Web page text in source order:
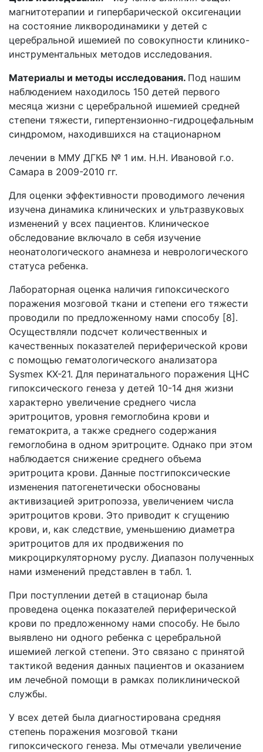
магнитотерапии и гипербарической оксигенации
на состояние ликвородинамики у детей с
церебральной ишемией по совокупности клинико-
инструментальных методов исследования.
Материалы и методы исследования. Под нашим
наблюдением находилось 150 детей первого
месяца жизни с церебральной ишемией средней
степени тяжести, гипертензионно-гидроцефальным
синдромом, находившихся на стационарном
лечении в ММУ ДГКБ № 1 им. Н.Н. Ивановой г.о.
Самара в 2009-2010 гг.
Для оценки эффективности проводимого лечения
изучена динамика клинических и ультразвуковых
изменений у всех пациентов. Клиническое
обследование включало в себя изучение
неонатологического анамнеза и неврологического
статуса ребенка.
Лабораторная оценка наличия гипоксического
поражения мозговой ткани и степени его тяжести
проводили по предложенному нами способу [8].
Осуществляли подсчет количественных и
качественных показателей периферической крови
с помощью гематологического анализатора
Sysmex KX-21. Для перинатального поражения ЦНС
гипоксического генеза у детей 10-14 дня жизни
характерно увеличение среднего числа
эритроцитов, уровня гемоглобина крови и
гематокрита, а также среднего содержания
гемоглобина в одном эритроците. Однако при этом
наблюдается снижение среднего объема
эритроцита крови. Данные постгипоксические
изменения патогенетически обоснованы
активизацией эритропоэза, увеличением числа
эритроцитов крови. Это приводит к сгущению
крови, и, как следствие, уменьшению диаметра
эритроцитов для их продвижения по
микроциркуляторному руслу. Диапазон полученных
нами изменений представлен в табл. 1.
При поступлении детей в стационар была
проведена оценка показателей периферической
крови по предложенному нами способу. Не было
выявлено ни одного ребенка с церебральной
ишемией легкой степени. Это связано с принятой
тактикой ведения данных пациентов и оказанием
им лечебной помощи в рамках поликлинической
службы.
У всех детей была диагностирована средняя
степень поражения мозговой ткани
гипоксического генеза. Мы отмечали увеличение